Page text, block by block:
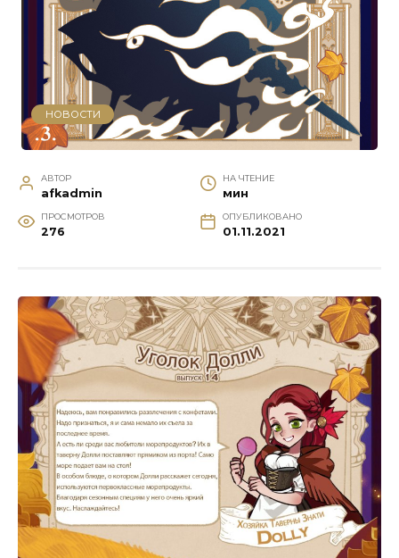
НОВОСТИ
АВТОР
afkadmin
НА ЧТЕНИЕ
мин
ПРОСМОТРОВ
276
ОПУБЛИКОВАНО
01.11.2021